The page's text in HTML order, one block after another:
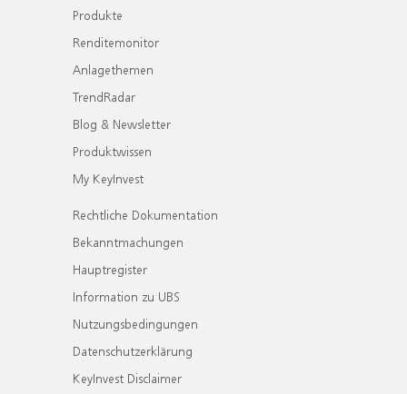
Produkte
Renditemonitor
Anlagethemen
TrendRadar
Blog & Newsletter
Produktwissen
My KeyInvest
Rechtliche Dokumentation
Bekanntmachungen
Hauptregister
Information zu UBS
Nutzungsbedingungen
Datenschutzerklärung
KeyInvest Disclaimer